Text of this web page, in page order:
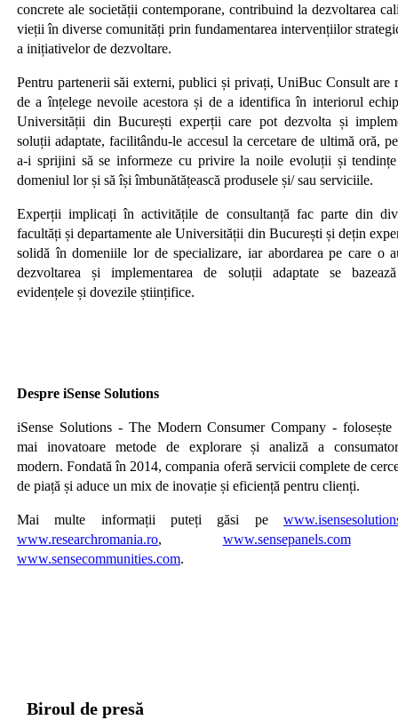
concrete ale societății contemporane, contribuind la dezvoltarea
vieții în diverse comunități prin fundamentarea intervențiilor
a inițiativelor de dezvoltare.
Pentru partenerii săi externi, publici și privați, UniBuc Consult are
de a înțelege nevoile acestora și de a identifica în interiorul
Universității din București experții care pot dezvolta și
soluții adaptate, facilitându-le accesul la cercetare de ultimă oră,
a-i sprijini să se informeze cu privire la noile evoluții și
domeniul lor și să își îmbunătățească produsele și/ sau serviciile.
Experții implicați în activitățile de consultanță fac parte din
facultăți și departamente ale Universității din București și dețin
solidă în domeniile lor de specializare, iar abordarea pe care o
dezvoltarea și implementarea de soluții adaptate se
evidențele și dovezile științifice.
Despre iSense Solutions
iSense Solutions - The Modern Consumer Company - folosește
mai inovatoare metode de explorare și analiză a
modern. Fondată în 2014, compania oferă servicii complete de
de piață și aduce un mix de inovație și eficiență pentru clienți.
Mai multe informații puteți găsi pe
www.researchromania.ro, www.sensepanels.com
www.sensecommunities.com.
Biroul de presă